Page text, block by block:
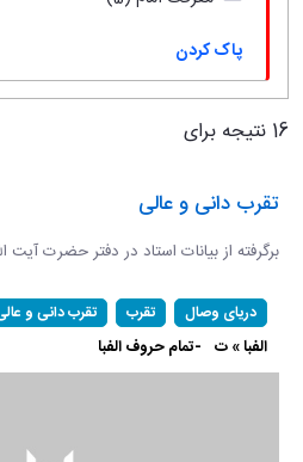
پاک کردن
16 نتیجه برای
تقرب دانی و عالی
برگرفته از بیانات استاد در دفتر حضرت آیت
دریای وصال تقرب تقرب دانی و
الفبا » ت -تمام حروف الفبا